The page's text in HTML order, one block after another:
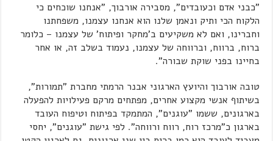
"כבני אדם וכעובדים", מסבירה אורבוך, "אנחנו שוכחים כי
הלקוח הכי ותיק ונאמן שלנו הוא אנחנו עצמנו, משפחתנו
וחברינו, ואם לא משקיעים ב'מחקר ופיתוח' של עצמנו – כלומר
ברוח, ברווח, וברווחה של עצמנו, נעמוד בשלב זה, או אחר
בחיינו בפני שוקת שבורה".
טובה אורבוך והיועץ הארגוני אבנר הרמתי מחברת "תמורות",
בשיתוף אנשי מקצוע אחרים, מפתחים מרקם פעילויות להפעלה
בארגונים, ששמו "עוגנים", המתמקד בפיתוח וטיפוח העובד
בארגון כ"מרכז רוח, רווח ורווחה". לפי גישת "עוגנים", יחסי